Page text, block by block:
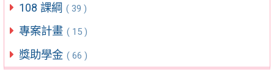
108 課綱 ( 39 )
專案計畫 ( 15 )
獎助學金 ( 66 )